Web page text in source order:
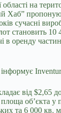
на
Хаб”
сучасні
становить 10
в оренду
від $2,65
об’єкта у
та 6 000 кв.